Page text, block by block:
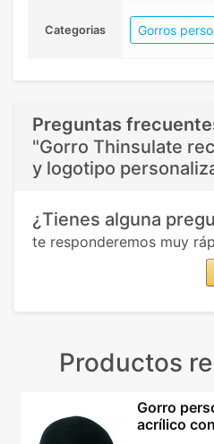
Categorias Gorros
Preguntas
"Gorro Thinsulate
y logotipo
¿Tienes alguna
te responderemos muy
Productos
Gorro
acrílico